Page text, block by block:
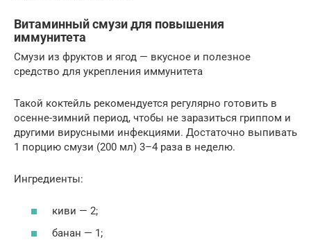
Витаминный смузи для повышения
иммунитета
Смузи из фруктов и ягод — вкусное и полезное
средство для укрепления иммунитета
Такой коктейль рекомендуется регулярно готовить в
осенне-зимний период, чтобы не заразиться гриппом и
другими вирусными инфекциями. Достаточно выпивать
1 порцию смузи (200 мл) 3–4 раза в неделю.
Ингредиенты:
киви — 2;
банан — 1;